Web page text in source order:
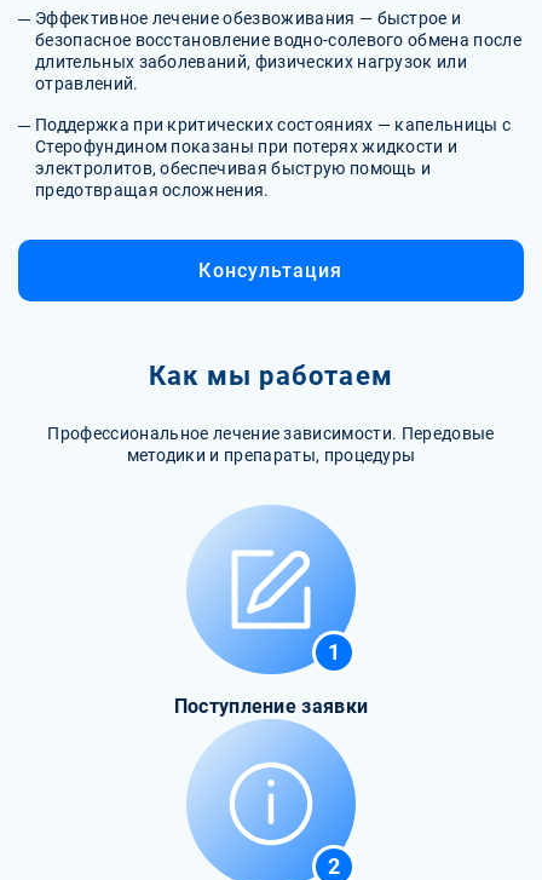
Эффективное лечение обезвоживания — быстрое и
безопасное восстановление водно-солевого обмена после
длительных заболеваний, физических нагрузок или
отравлений.
Поддержка при критических состояниях — капельницы с
Стерофундином показаны при потерях жидкости и
электролитов, обеспечивая быструю помощь и
предотвращая осложнения.
Консультация
Как мы работаем
Профессиональное лечение зависимости. Передовые
методики и препараты, процедуры
1
Поступление заявки
2